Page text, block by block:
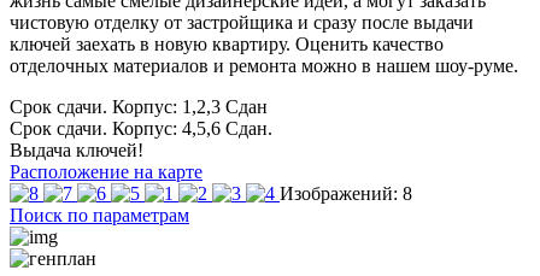
чистовую отделку от застройщика и сразу после выдачи
ключей заехать в новую квартиру. Оценить качество
отделочных материалов и ремонта можно в нашем шоу-руме.
Срок сдачи. Корпус: 1,2,3 Сдан
Срок сдачи. Корпус: 4,5,6 Сдан.
Выдача ключей!
Расположение на карте
Изображений: 8
Поиск по параметрам